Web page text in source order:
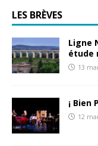
LES BRÈVES
Ligne
étude
13
¡ Bien
12